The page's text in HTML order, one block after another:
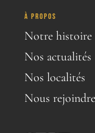
À PROPOS
Notre histoire
Nos actualités
Nos localités
Nous rejoindre